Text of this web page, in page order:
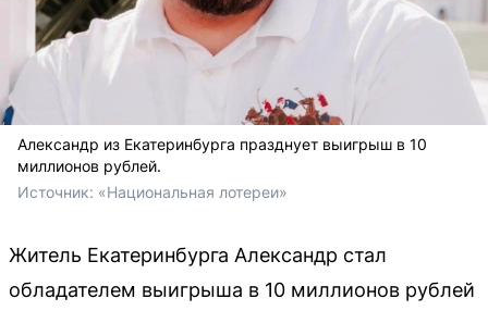
Александр из Екатеринбурга празднует выигрыш в 10
миллионов рублей.
Источник: «Национальная лотереи»
Житель Екатеринбурга Александр стал
обладателем выигрыша в 10 миллионов рублей